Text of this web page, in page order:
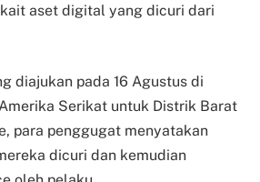
aset digital yang dicuri dari
diajukan pada 16 Agustus di
Serikat untuk Distrik Barat
para penggugat menyatakan
dicuri dan kemudian